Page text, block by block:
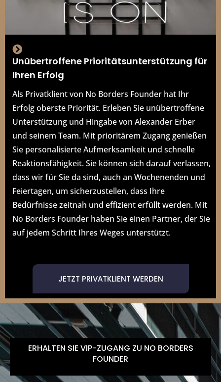
Unübertroffene Prioritätsunterstützung für
Ihren Erfolg
Als Privatklient von No Borders Founder hat Ihr
Erfolg oberste Priorität. Erleben Sie unübertroffene
Unterstützung und Hingabe von Alexander Erber
und seinem Team. Mit prioritärem Zugang genießen
Sie personalisierte Aufmerksamkeit und schnelle
Reaktionsfähigkeit. Sie können sich darauf verlassen,
dass wir für Sie da sind, auch an Wochenenden und
Feiertagen, um sicherzustellen, dass Ihre
Bedürfnisse zeitnah und effizient erfüllt werden. Mit
No Borders Founder haben Sie einen Partner, der Sie
auf jedem Schritt Ihres Weges unterstützt.
JETZT PRIVATKLIENT WERDEN
ERHALTEN SIE VIP-ZUGANG ZU NO BORDERS
FOUNDER